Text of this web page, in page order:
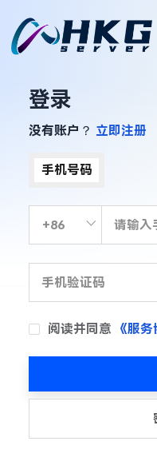
登录
没有账户？ 立即注册
手机号码
阅读并同意 《服务